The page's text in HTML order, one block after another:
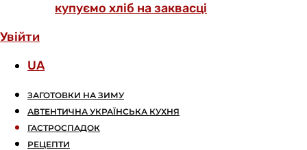
купуємо хліб на заквасці
Увійти
UA
ЗАГОТОВКИ НА ЗИМУ
АВТЕНТИЧНА УКРАЇНСЬКА КУХНЯ
ГАСТРОСПАДОК
РЕЦЕПТИ